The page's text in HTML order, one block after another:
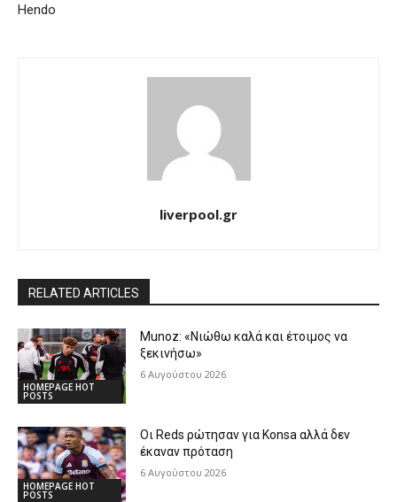
Hendo
liverpool.gr
RELATED ARTICLES
HOMEPAGE HOT
POSTS
Munoz: «Νιώθω καλά και έτοιμος να
ξεκινήσω»
6 Αυγούστου 2026
HOMEPAGE HOT
POSTS
Οι Reds ρώτησαν για Konsa αλλά δεν
έκαναν πρόταση
6 Αυγούστου 2026